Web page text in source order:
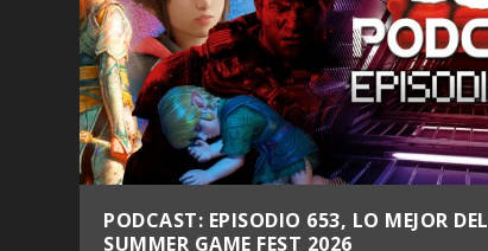
PODCAST: EPISODIO 653, LO MEJOR DEL
SUMMER GAME FEST 2026